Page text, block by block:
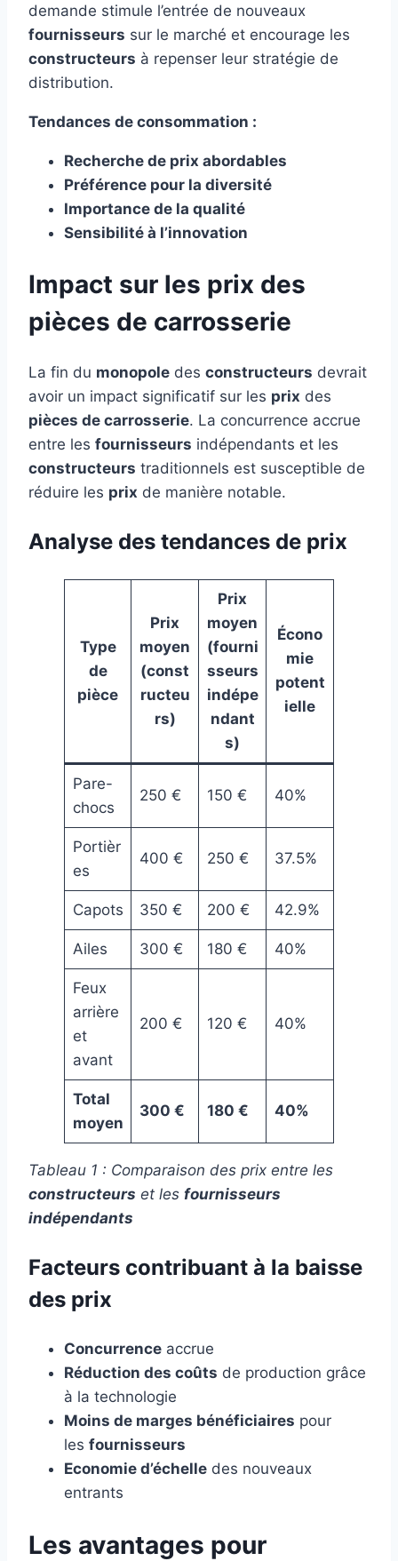
demande stimule l’entrée de nouveaux
fournisseurs sur le marché et encourage les
constructeurs à repenser leur stratégie de
distribution.
Tendances de consommation :
Recherche de prix abordables
Préférence pour la diversité
Importance de la qualité
Sensibilité à l’innovation
Impact sur les prix des
pièces de carrosserie
La fin du monopole des constructeurs devrait
avoir un impact significatif sur les prix des
pièces de carrosserie. La concurrence accrue
entre les fournisseurs indépendants et les
constructeurs traditionnels est susceptible de
réduire les prix de manière notable.
Analyse des tendances de prix
Type
de
pièce
Prix
moyen
(const
ructeu
rs)
Prix
moyen
(fourni
sseurs
indépe
ndant
s)
Écono
mie
potent
ielle
Pare-
chocs
250 € 150 € 40%
Portièr
es
400 € 250 € 37.5%
Capots 350 € 200 € 42.9%
Ailes 300 € 180 € 40%
Feux
arrière
et
avant
200 € 120 € 40%
Total
moyen
300 € 180 € 40%
Tableau 1 : Comparaison des prix entre les
constructeurs et les fournisseurs
indépendants
Facteurs contribuant à la baisse
des prix
Concurrence accrue
Réduction des coûts de production grâce
à la technologie
Moins de marges bénéficiaires pour
les fournisseurs
Economie d’échelle des nouveaux
entrants
Les avantages pour